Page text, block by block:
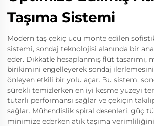
Taşıma Sistemi
Modern taş çekiç ucu monte edilen
sistemi, sondaj teknolojisi alanında bir
eder. Dikkatle hesaplanmış flüt tasarımı,
birikimini engelleyerek sondaj
önleyen etkili bir yolu açar. Bu sistem,
sürekli temizlerken en iyi kesme yüzeyi
tutarlı performansı sağlar ve çekiçin
sağlar. Mühendislik spiral desenleri, güç
minimize ederken atık taşıma